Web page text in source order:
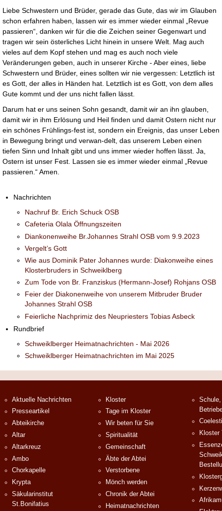
Liebe Schwestern und Brüder, gerade das Gute, das wir im Glauben
schon erfahren haben, lassen wir es immer wieder einmal „Revue
passieren“, danken wir für die die Zeichen seiner Gegenwart und
tragen wir sein österliches Licht hinein in unsere Welt. Mag auch
vieles auf dem Kopf stehen und mag es auch noch viele
Veränderungen geben, auch in unserer Kirche - Aber eines, liebe
Schwestern und Brüder, eines sollten wir nie vergessen: Letztlich ist
es Gott, der alles in Händen hat. Letztlich ist es Gott, von dem alles
Gute kommt und der uns nicht fallen lässt.
Darum hat er uns seinen Sohn gesandt, damit wir an ihn glauben,
damit wir in ihm Erlösung und Heil finden und damit Ostern nicht nur
ein schönes Frühlings-fest ist, sondern ein Ereignis, das unser Leben
in Bewegung bringt und verwan-delt, das unserem Leben einen
tiefen Sinn und Inhalt gibt und uns immer wieder hoffen lässt. Ja,
Ostern ist unser Fest. Lassen sie es immer wieder einmal „Revue
passieren.“ Amen.
Nachrichten
Nachruf Br. Erich Schuck OSB
Cafeteria Olala Öffnungszeiten
Diankonenweihe Br.Johannes Strahl OSB vom 9.9.2023
Vergelt’s Gott
Wie aus Dominik Pater Johannes wurde: Diakonweihe eines
Klosterbruders in Schweiklberg
Zum Tode von Br. Franziskus (Hermann-Josef) Rohjans OSB
Feier der Diakonenweihe von unserem Mitbruder Bruder
Johannes Strahl OSB
Feierliche Nachprimiz des Neupriesters Tobias Asbeck
Rundbrief
Schweiklberger Heimatnachrichten - Mai 2026
Schweiklberger Heimatnachrichten im Mai 2025
Aktuelle Nachrichten
Presseartikel
Abteikirche
Altar
Altarkreuz
Ambo
Chorkapelle
Krypta
Säkularinstitut
St.Bonifatius
Kloster
Tage im Kloster
Wir beten für Sie
Spiritualität
Gemeinschaft
Äbte der Abtei
Verstorbene
Mönch werden
Chronik der Abtei
Heimatnachrichten
Kloster